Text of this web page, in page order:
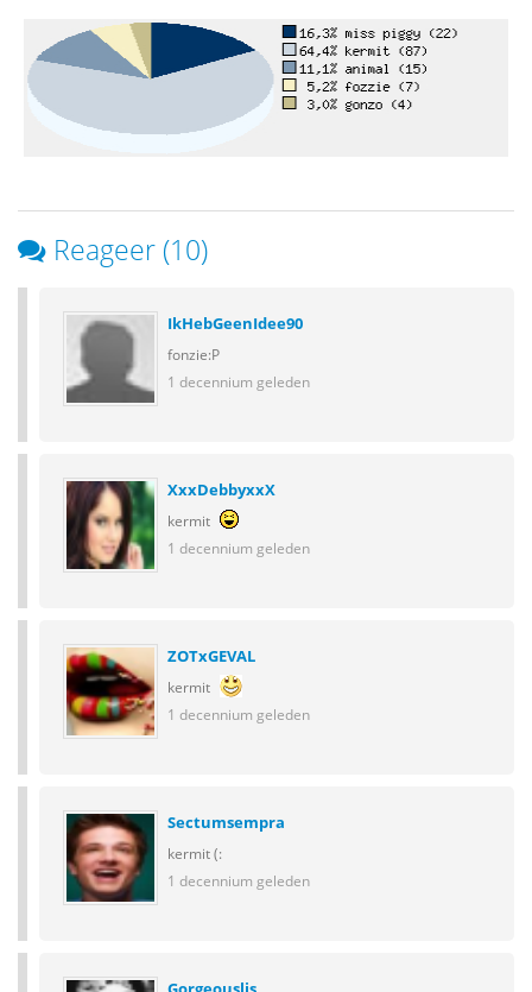
Reageer (10)
IkHebGeenIdee90
fonzie:P
1 decennium geleden
XxxDebbyxxX
kermit
1 decennium geleden
ZOTxGEVAL
kermit
1 decennium geleden
Sectumsempra
kermit (:
1 decennium geleden